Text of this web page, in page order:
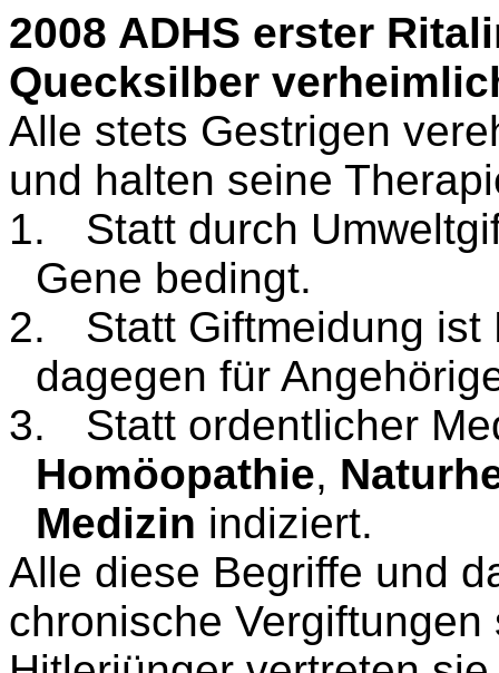
2008 ADHS erster
Quecksilber
Alle stets Gestrigen
und halten seine
1.
Statt durch
Gene bedingt.
2.
Statt Giftmeidung
dagegen für
3.
Statt ordentlicher
Homöopathie,
Medizin indiziert.
Alle diese Begriffe und
chronische